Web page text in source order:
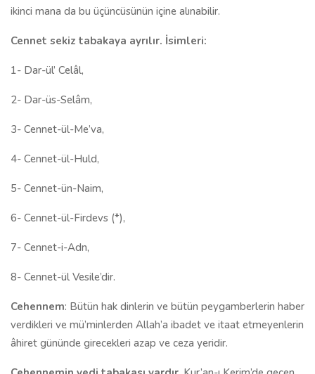
ikinci mana da bu üçüncüsünün içine alınabilir.
Cennet sekiz tabakaya ayrılır. İsimleri:
1- Dar-ül’ Celâl,
2- Dar-üs-Selâm,
3- Cennet-ül-Me’va,
4- Cennet-ül-Huld,
5- Cennet-ün-Naim,
6- Cennet-ül-Firdevs (*),
7- Cennet-i-Adn,
8- Cennet-ül Vesile’dir.
Cehennem: Bütün hak dinlerin ve bütün peygamberlerin haber
verdikleri ve mü’minlerden Allah’a ibadet ve itaat etmeyenlerin
âhiret gününde girecekleri azap ve ceza yeridir.